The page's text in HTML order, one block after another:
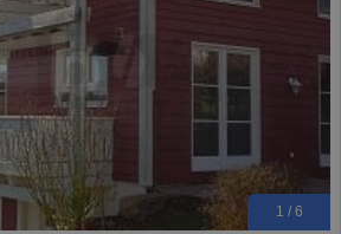
1 / 6